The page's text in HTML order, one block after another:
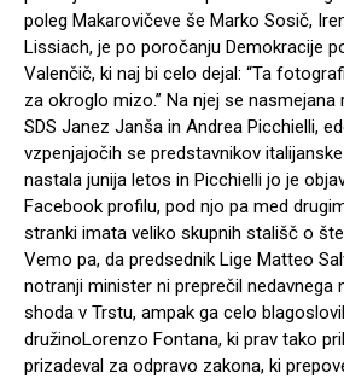
poleg Makarovičeve še Marko Sosič,
Lissiach, je po poročanju Demokracije
Valenčič, ki naj bi celo dejal: “Ta
za okroglo mizo.” Na njej se nasmejana
SDS Janez Janša in Andrea Picchielli,
vzpenjajočih se predstavnikov
nastala junija letos in Picchielli jo je
Facebook profilu, pod njo pa med drugim
stranki imata veliko skupnih stališč o
Vemo pa, da predsednik Lige Matteo
notranji minister ni preprečil nedavnega
shoda v Trstu, ampak ga celo
družinoLorenzo Fontana, ki prav tako
prizadeval za odpravo zakona, ki